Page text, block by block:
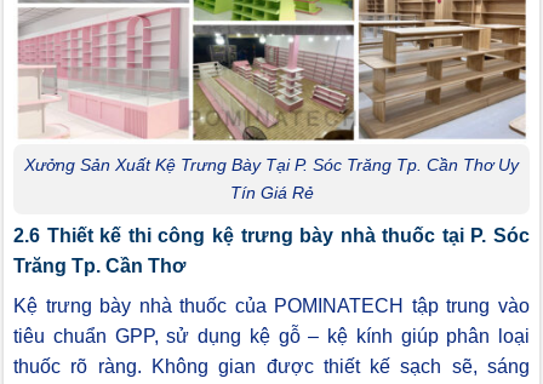
Xưởng Sản Xuất Kệ Trưng Bày Tại P. Sóc Trăng Tp. Cần Thơ Uy
Tín Giá Rẻ
2.6 Thiết kế thi công kệ trưng bày nhà thuốc tại P. Sóc
Trăng Tp. Cần Thơ
Kệ trưng bày nhà thuốc của POMINATECH tập trung vào
tiêu chuẩn GPP, sử dụng kệ gỗ – kệ kính giúp phân loại
thuốc rõ ràng. Không gian được thiết kế sạch sẽ, sáng